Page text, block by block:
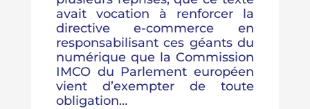
avait vocation à renforcer la
directive e-commerce en
responsabilisant ces géants du
numérique que la Commission
IMCO du Parlement européen
vient d’exempter de toute
obligation…